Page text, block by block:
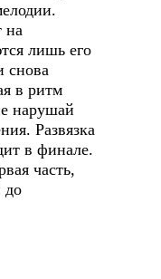
на
лишь его
снова
в ритм
нарушай
Развязка
в финале.
часть,
до